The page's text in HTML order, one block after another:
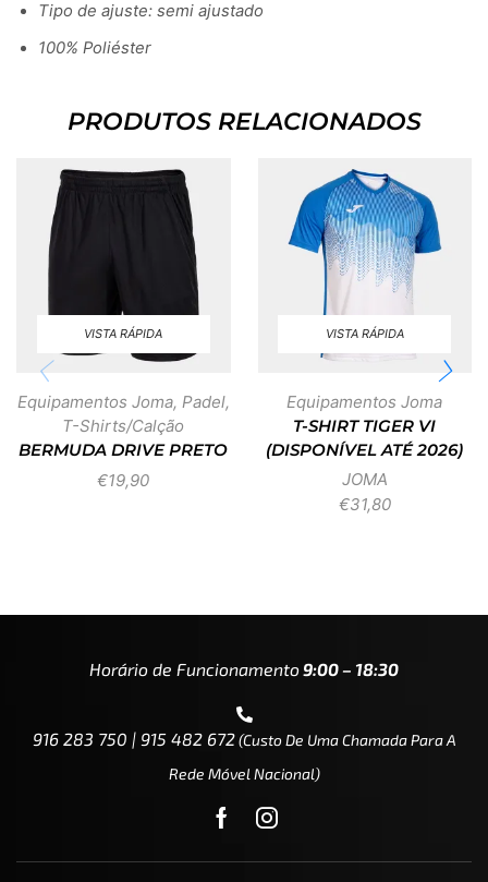
Tipo de ajuste: semi ajustado
100% Poliéster
PRODUTOS RELACIONADOS
VISTA RÁPIDA
Equipamentos Joma, Padel,
T-Shirts/Calção
BERMUDA DRIVE PRETO
€19,90
VISTA RÁPIDA
Equipamentos Joma
T-SHIRT TIGER VI
(DISPONÍVEL ATÉ 2026)
JOMA
€31,80
Horário de Funcionamento9:00 – 18:30
916 283 750 | 915 482 672(custo De Uma Chamada Para A
Rede Móvel Nacional)